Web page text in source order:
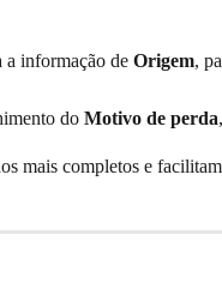
a informação de Origem,
do Motivo de perda
mais completos e